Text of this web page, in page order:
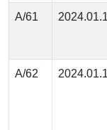
А/61
А/62